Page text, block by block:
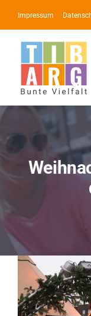
Inhalt
springen
Impressum
Service
Impressionen
Über uns